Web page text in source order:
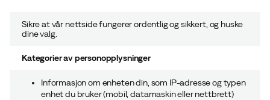
Sikre at vår nettside fungerer ordentlig og sikkert, og huske
dine valg.
Kategorier av personopplysninger
Informasjon om enheten din, som IP-adresse og typen
enhet du bruker (mobil, datamaskin eller nettbrett)